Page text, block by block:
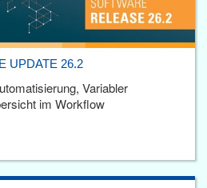
UPDATE 26.2
Variabler
im Workflow